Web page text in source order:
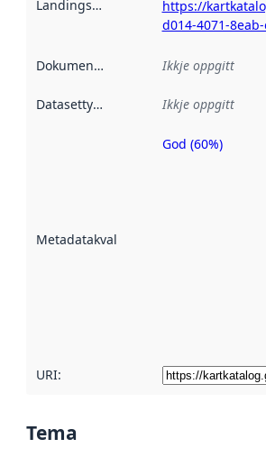
Landingsside
https://
d014-4071-
Dokumentasjon Ikkje oppgitt
Datasettype Ikkje oppgitt
Metadatakvalitet
Metadatakvalitet
God (60%)
URI:
Tema